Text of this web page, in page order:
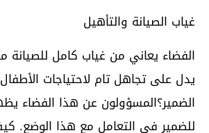
غياب الصيانة والتأهيل
الفضاء يعاني من غياب كامل للصيانة
يدل على تجاهل تام لاحتياجات
الضمير؟المسؤولون عن هذا الفضاء
للضمير في التعامل مع هذا الوضع.